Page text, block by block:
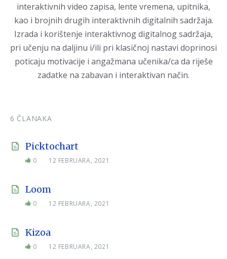
interaktivnih video zapisa, lente vremena, upitnika,
kao i brojnih drugih interaktivnih digitalnih sadržaja.
Izrada i korištenje interaktivnog digitalnog sadržaja,
pri učenju na daljinu i/ili pri klasičnoj nastavi doprinosi
poticaju motivacije i angažmana učenika/ca da riješe
zadatke na zabavan i interaktivan način.
6 ČLANAKA
Picktochart
0 12 FEBRUARA, 2021
Loom
0 12 FEBRUARA, 2021
Kizoa
0 12 FEBRUARA, 2021